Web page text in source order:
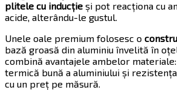
plitele cu inducție și pot reacționa cu
acide, alterându-le gustul.
Unele oale premium folosesc o
bază groasă din aluminiu învelită în
combină avantajele ambelor
termică bună a aluminiului și
cu un preț pe măsură.